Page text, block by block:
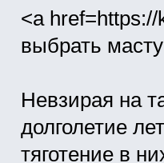
<a
выбрать
Невзирая на
долголетие
тяготение в